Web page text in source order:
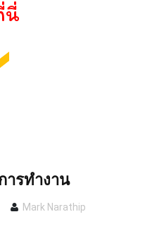
นี่
ารทำงาน
Mark Narathip